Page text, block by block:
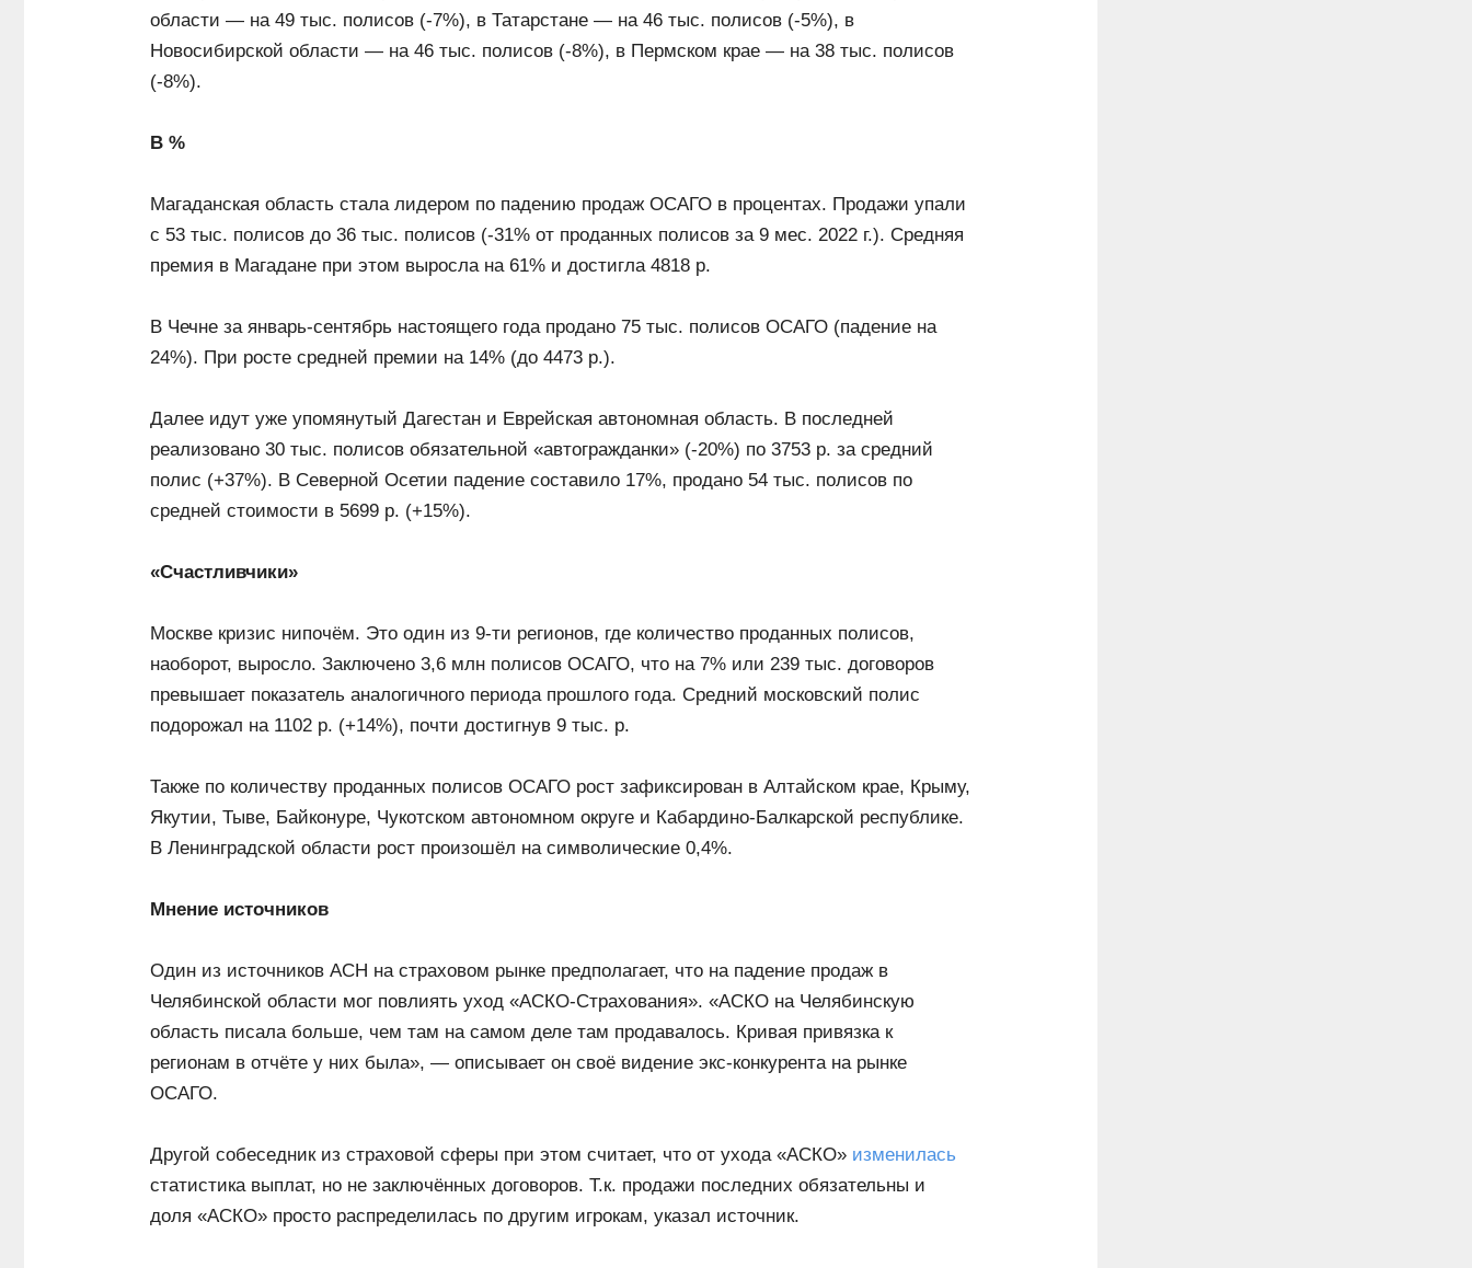
области — на 49 тыс. полисов (-7%), в Татарстане — на 46 тыс. полисов (-5%), в
Новосибирской области — на 46 тыс. полисов (-8%), в Пермском крае — на 38 тыс. полисов
(-8%).
В %
Магаданская область стала лидером по падению продаж ОСАГО в процентах. Продажи упали
с 53 тыс. полисов до 36 тыс. полисов (-31% от проданных полисов за 9 мес. 2022 г.). Средняя
премия в Магадане при этом выросла на 61% и достигла 4818 р.
В Чечне за январь-сентябрь настоящего года продано 75 тыс. полисов ОСАГО (падение на
24%). При росте средней премии на 14% (до 4473 р.).
Далее идут уже упомянутый Дагестан и Еврейская автономная область. В последней
реализовано 30 тыс. полисов обязательной «автогражданки» (-20%) по 3753 р. за средний
полис (+37%). В Северной Осетии падение составило 17%, продано 54 тыс. полисов по
средней стоимости в 5699 р. (+15%).
«Счастливчики»
Москве кризис нипочём. Это один из 9-ти регионов, где количество проданных полисов,
наоборот, выросло. Заключено 3,6 млн полисов ОСАГО, что на 7% или 239 тыс. договоров
превышает показатель аналогичного периода прошлого года. Средний московский полис
подорожал на 1102 р. (+14%), почти достигнув 9 тыс. р.
Также по количеству проданных полисов ОСАГО рост зафиксирован в Алтайском крае, Крыму,
Якутии, Тыве, Байконуре, Чукотском автономном округе и Кабардино-Балкарской республике.
В Ленинградской области рост произошёл на символические 0,4%.
Мнение источников
Один из источников АСН на страховом рынке предполагает, что на падение продаж в
Челябинской области мог повлиять уход «АСКО-Страхования». «АСКО на Челябинскую
область писала больше, чем там на самом деле там продавалось. Кривая привязка к
регионам в отчёте у них была», — описывает он своё видение экс-конкурента на рынке
ОСАГО.
Другой собеседник из страховой сферы при этом считает, что от ухода «АСКО» изменилась
статистика выплат, но не заключённых договоров. Т.к. продажи последних обязательны и
доля «АСКО» просто распределилась по другим игрокам, указал источник.